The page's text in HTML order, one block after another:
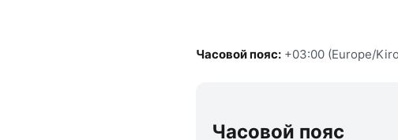
Часовой пояс: +03:00 (Europe/
Часовой пояс